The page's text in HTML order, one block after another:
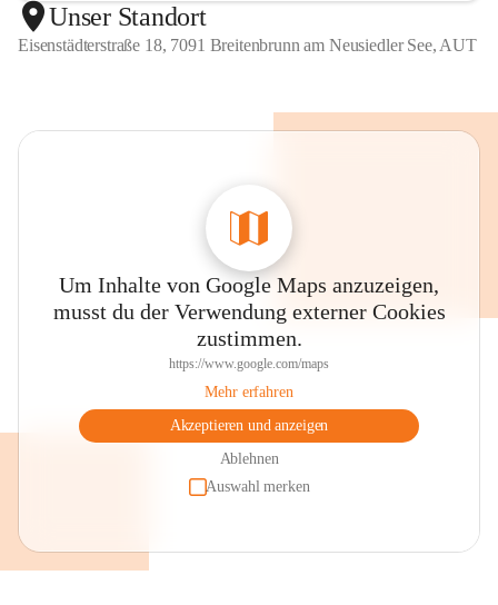
Unser Standort
Eisenstädterstraße 18, 7091 Breitenbrunn am Neusiedler See, AUT
Um Inhalte von Google Maps anzuzeigen,
musst du der Verwendung externer Cookies
zustimmen.
https://www.google.com/maps
Mehr erfahren
Akzeptieren und anzeigen
Ablehnen
Auswahl merken